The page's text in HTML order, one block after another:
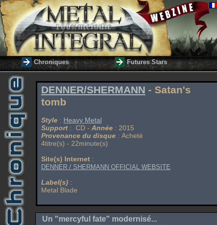
Chroniques Futures Stars
DENNER/SHERMANN - Satan's
tomb
Style : Heavy Metal
Support : CD - Année : 2015
Provenance du disque : Acheté
4titre(s) - 22minute(s)
Site(s) Internet :
DENNER / SHERMANN OFFICIAL WEBSITE
Label(s) :
Metal Blade
Un "mercyful fate" modernisé...